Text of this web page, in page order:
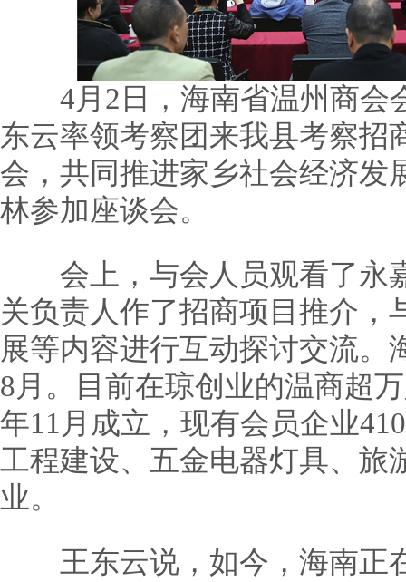
4月2日，海南省温州商会
东云率领考察团来我县考察招
会，共同推进家乡社会经济发
林参加座谈会。
会上，与会人员观看了永
关负责人作了招商项目推介，
展等内容进行互动探讨交流。
8月。目前在琼创业的温商超
年11月成立，现有会员企业
工程建设、五金电器灯具、旅
业。
王东云说，如今，海南正